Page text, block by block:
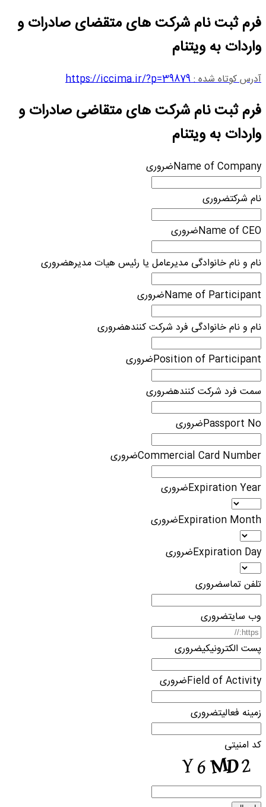
فرم ثبت نام شرکت های متقضای صادرات و
واردات به ویتنام
آدرس کوتاه شده :https://iccima.ir/?p=39879
فرم ثبت نام شرکت های متقاضی صادرات و
واردات به ویتنام
Name of Companyضروری
نام شرکتضروری
Name of CEOضروری
نام و نام خانوادگی مدیرعامل یا رئیس هیات مدیرهضروری
Name of Participantضروری
نام و نام خانوادگی فرد شرکت کنندهضروری
Position of Participantضروری
سمت فرد شرکت کنندهضروری
Passport Noضروری
Commercial Card Numberضروری
Expiration Yearضروری
Expiration Monthضروری
Expiration Dayضروری
تلفن تماسضروری
وب سایتضروری
پست الکترونیکیضروری
Field of Activityضروری
زمینه فعالیتضروری
کد امنیتی